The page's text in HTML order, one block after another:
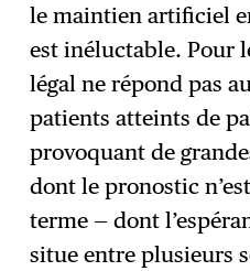
le maintien artificiel
est inéluctable. Pour
légal ne répond pas
patients atteints de
provoquant de
dont le pronostic
terme — dont
situe entre plusieurs